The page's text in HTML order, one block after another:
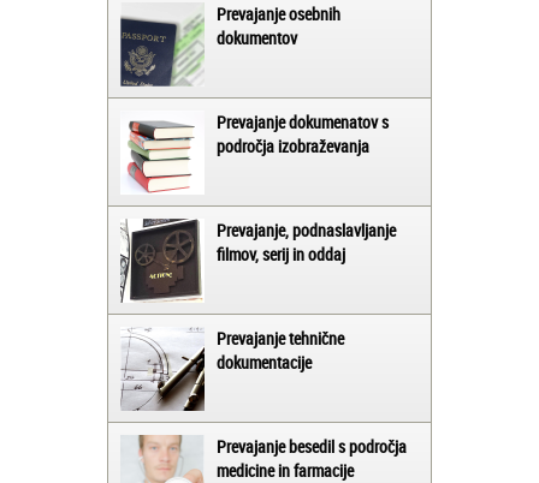
Prevajanje osebnih
dokumentov
Prevajanje dokumenatov s
področja izobraževanja
Prevajanje, podnaslavljanje
filmov, serij in oddaj
Prevajanje tehnične
dokumentacije
Prevajanje besedil s področja
medicine in farmacije